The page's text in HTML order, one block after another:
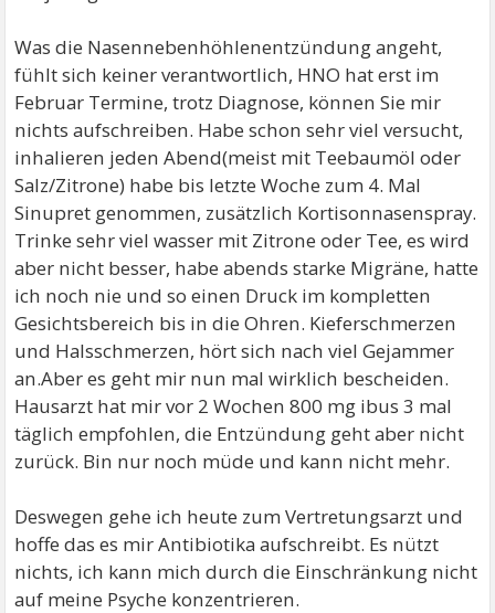
Es gibt auch gute Hausärzte, innerhalb des Quartals
ist das auch möglich, ihn zu wechseln.
Du könntest mit einem guten Teebaum Öl, das Du in
den Räumen verdampfst, Bakterien und Viren in der
Luft abtöten. So helfen wir uns bei hartnäckigen
Atemwegsinfekten.
Dein Adrenalin scheint hoch zu sein, was die Abwehr
lahmlegt. Du kannst mit viel Bewegung und
Beruhigung (Entspannungsübungen) etwas dagegen
tun.
Gehe eins nach dem anderen an, Du schaffst das. Du
brauchst Dich nicht so geringschätzig behandeln zu
lassen.
Liebe Grüße Alexandra
Was die Nasennebenhöhlenentzündung angeht,
fühlt sich keiner verantwortlich, HNO hat erst im
Februar Termine, trotz Diagnose, können Sie mir
nichts aufschreiben. Habe schon sehr viel versucht,
inhalieren jeden Abend(meist mit Teebaumöl oder
Salz/Zitrone) habe bis letzte Woche zum 4. Mal
Sinupret genommen, zusätzlich Kortisonnasenspray.
Trinke sehr viel wasser mit Zitrone oder Tee, es wird
aber nicht besser, habe abends starke Migräne, hatte
ich noch nie und so einen Druck im kompletten
Gesichtsbereich bis in die Ohren. Kieferschmerzen
und Halsschmerzen, hört sich nach viel Gejammer
an.Aber es geht mir nun mal wirklich bescheiden.
Hausarzt hat mir vor 2 Wochen 800 mg ibus 3 mal
täglich empfohlen, die Entzündung geht aber nicht
zurück. Bin nur noch müde und kann nicht mehr.
Deswegen gehe ich heute zum Vertretungsarzt und
hoffe das es mir Antibiotika aufschreibt. Es nützt
nichts, ich kann mich durch die Einschränkung nicht
auf meine Psyche konzentrieren.